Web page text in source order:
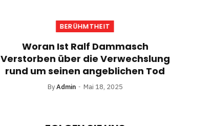
BERÜHMTHEIT
Woran Ist Ralf Dammasch
Verstorben über die Verwechslung
rund um seinen angeblichen Tod
By Admin Mai 18, 2025